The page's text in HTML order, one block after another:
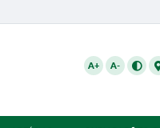
A+ A-